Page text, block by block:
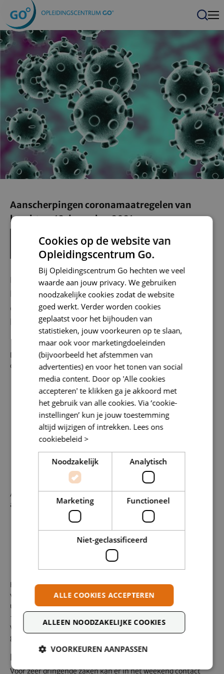
Zoeken
Aanscherpingen coronamaatregelen van
kracht op 18 december 2021
Naar aanleiding van de laatste persconferentie
kondigde het kabinet aanscherpingen van de
coronamaatregelen aan die op 18 december 2021 van
kracht worden.
De aanscherpingen hebben voor Aeres Tech de volgende
consequenties:
Examens & assessments kunnen doorgang vinden;
Praktijklessen (dealertrainingen, koude technische- en
bbl praktijklessen) kunnen doorgang vinden;
Binnen Aeres Tech is het dragen van een mondkapje
verplicht in de gangen, kantine en overige
verkeersruimten in de gebouwen;
In de gebouwen wordt maximaal geventileerd en/of
Aeres Tech roept iedereen opnieuw op om de basisregels in
acht te blijven nemen:
Blijf thuis als je griep- of verkoudheidsklachten hebt;
Was regelmatig je handen;
Niezen en hoesten in de ellebogen;
Het kabinet heeft aangegeven dat verdere aanscherpingen
van de coronamaatregelen in de komende weken niet
uitgesloten zijn. Aeres Tech blijft de coronavoorschriften en
–adviezen van de rijksoverheid volgen en eventuele
wijzigingen in de maatregelen worden zo snel mogelijk
gecommuniceerd.
Heb je vragen?
Voor zéér dringende zaken kan er in het weekend contact
Cookies op de website van
Opleidingscentrum Go.
Bij Opleidingscentrum Go hechten we veel
waarde aan jouw privacy. We gebruiken
noodzakelijke cookies zodat de website
goed werkt. Verder worden cookies
geplaatst voor het bijhouden van
statistieken, jouw voorkeuren op te slaan,
maar ook voor marketingdoeleinden
(bijvoorbeeld het afstemmen van
advertenties) en voor het tonen van social
media content. Door op 'Alle cookies
accepteren' te klikken ga je akkoord met
het gebruik van alle cookies. Via ‘cookie-
instellingen’ kun je jouw toestemming
altijd wijzigen of intrekken. Lees ons
cookiebeleid >
Noodzakelijk Analytisch
Marketing Functioneel
Niet-geclassificeerd
ALLE COOKIES ACCEPTEREN
ALLEEN NOODZAKELIJKE COOKIES
VOORKEUREN AANPASSEN